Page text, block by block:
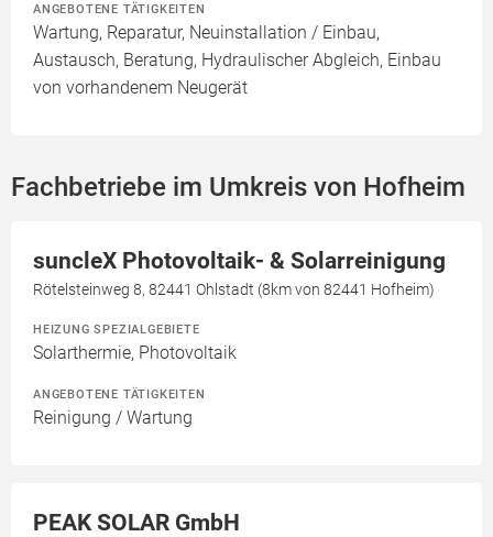
ANGEBOTENE TÄTIGKEITEN
Wartung, Reparatur, Neuinstallation / Einbau,
Austausch, Beratung, Hydraulischer Abgleich, Einbau
von vorhandenem Neugerät
Fachbetriebe im Umkreis von Hofheim
suncleX Photovoltaik- & Solarreinigung
Rötelsteinweg 8, 82441 Ohlstadt (8km von 82441 Hofheim)
HEIZUNG SPEZIALGEBIETE
Solarthermie, Photovoltaik
ANGEBOTENE TÄTIGKEITEN
Reinigung / Wartung
PEAK SOLAR GmbH